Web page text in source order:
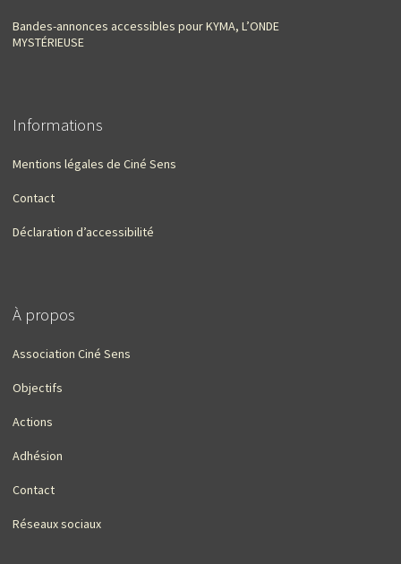
Bandes-annonces accessibles pour KYMA, L’ONDE
MYSTÉRIEUSE
Informations
Mentions légales de Ciné Sens
Contact
Déclaration d’accessibilité
À propos
Association Ciné Sens
Objectifs
Actions
Adhésion
Contact
Réseaux sociaux